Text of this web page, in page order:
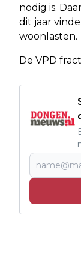
nodig is.
dit jaar
woonlasten.
De VPD